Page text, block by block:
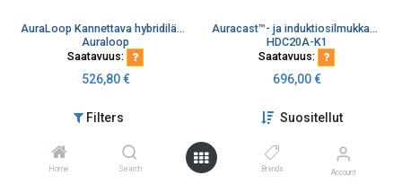
Filters Suositellut
Home Search Brands Account
AuraLoop Kannettava hybridilähetin palvelutiskeille
Auraloop
Saatavuus:
526,80€
Auracast™- ja induktiosilmukkasarja palvelupisteisiin
HDC20A-K1
Saatavuus:
696,00€